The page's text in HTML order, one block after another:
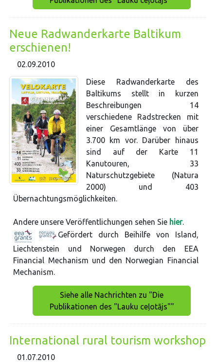
Neue Radwanderkarte Baltikum
erschienen!
02.09.2010
Diese Radwanderkarte des
Baltikums stellt in kurzen
Beschreibungen 14
verschiedene Radstrecken mit
einer Gesamtlänge von über
3.700 km vor. Darüber hinaus
sind auf der Karte 11
Kanutouren, 33
Naturschutzgebiete (Natura
2000) und 403
Übernachtungsmöglichkeiten.
Andere unsere Veröffentlichungen sehen Sie hier.
Gefördert durch Beihilfe von Island,
Liechtenstein und Norwegen durch den EEA
Financial Mechanism und den Norwegian Financial
Mechanism.
Siehe alle Nachrichten zu "Die
Publikationen des "Lauku ceļotājs""
International rural tourism workshop
01.07.2010